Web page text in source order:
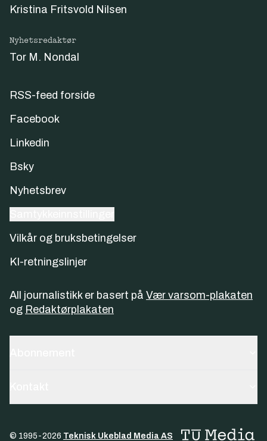
Kristina Fritsvold Nilsen
Nyhetsredaktør
Tor M. Nondal
RSS-feed forside
Facebook
Linkedin
Bsky
Nyhetsbrev
Vilkår og bruksbetingelser
KI-retningslinjer
All journalistikk er basert på Vær varsom-plakaten
og Redaktørplakaten
© 1995-2026 Teknisk Ukeblad Media AS